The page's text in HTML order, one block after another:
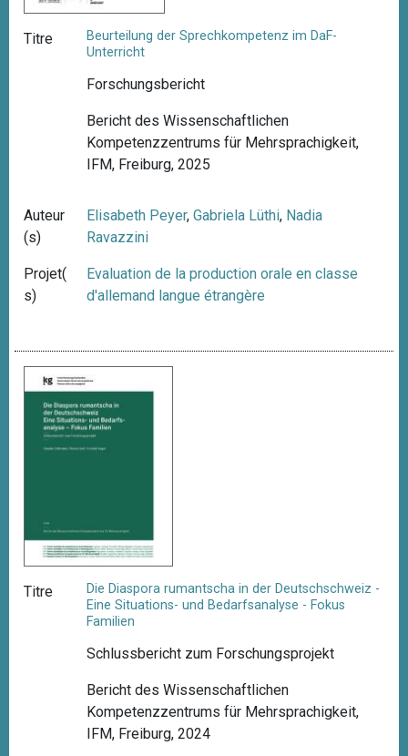
Titre
Beurteilung der Sprechkompetenz im DaF-
Unterricht
Forschungsbericht
Bericht des Wissenschaftlichen
Kompetenzzentrums für Mehrsprachigkeit,
IFM, Freiburg, 2025
Auteur
(s)
Elisabeth Peyer,Gabriela Lüthi, Nadia
Ravazzini
Projet(
s)
Evaluation de la production orale en classe
d'allemand langue étrangère
Titre
Die Diaspora rumantscha in der Deutschschweiz -
Eine Situations- und Bedarfsanalyse - Fokus
Familien
Schlussbericht zum Forschungsprojekt
Bericht des Wissenschaftlichen
Kompetenzzentrums für Mehrsprachigkeit,
IFM, Freiburg, 2024